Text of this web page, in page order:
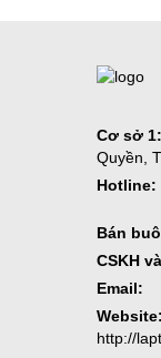
Cơ sở 1:
Quyền,
Hotline:
Bán
CSKH
Email:
Website:
http://